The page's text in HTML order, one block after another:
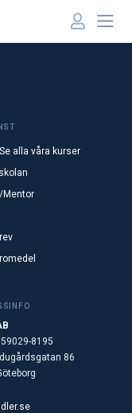
alla våra kurser
Mentor
8195
86